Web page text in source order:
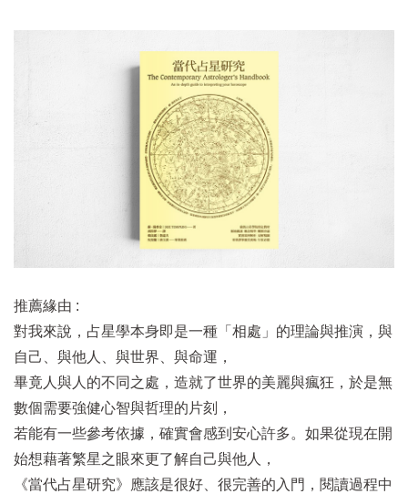
推薦緣由 :
對我來說，占星學本身即是一種「相處」的理論與推演，與
自己、與他人、與世界、與命運，
畢竟人與人的不同之處，造就了世界的美麗與瘋狂，於是無
數個需要強健心智與哲理的片刻，
若能有一些參考依據，確實會感到安心許多。如果從現在開
始想藉著繁星之眼來更了解自己與他人，
《當代占星研究》應該是很好、很完善的入門，閱讀過程中